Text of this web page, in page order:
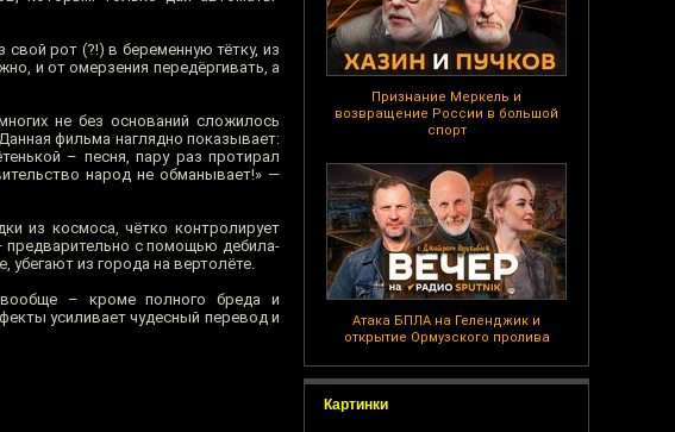
Признание Меркель и
возвращение России в большой
спорт
Атака БПЛА на Геленджик и
открытие Ормузского пролива
Картинки
рот (?!) в беременную тётку, из
и от омерзения передёргивать, а
не без оснований сложилось
фильма наглядно показывает:
– песня, пару раз протирал
народ не обманывает!» —
из космоса, чётко контролирует
предварительно с помощью дебила-
из города на вертолёте.
вообще – кроме полного бреда и
усиливает чудесный перевод и